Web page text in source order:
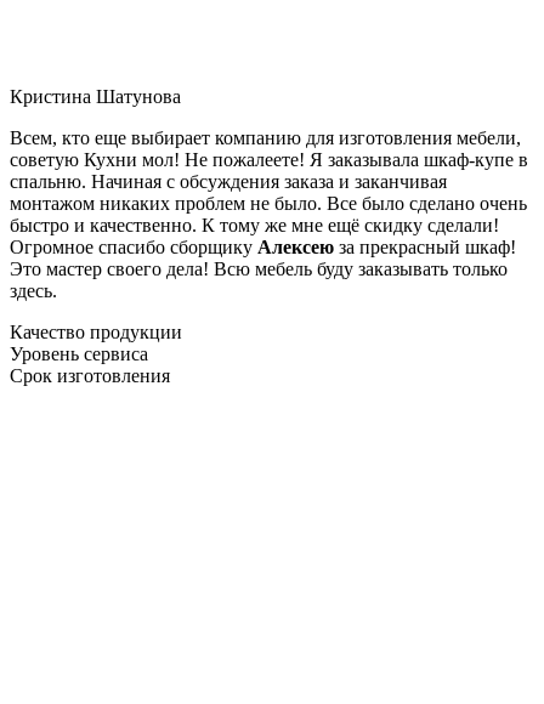
Кристина Шатунова
Всем, кто еще выбирает компанию для изготовления мебели,
советую Кухни мол! Не пожалеете! Я заказывала шкаф-купе в
спальню. Начиная с обсуждения заказа и заканчивая
монтажом никаких проблем не было. Все было сделано очень
быстро и качественно. К тому же мне ещё скидку сделали!
Огромное спасибо сборщику Алексею за прекрасный шкаф!
Это мастер своего дела! Всю мебель буду заказывать только
здесь.
Качество продукции
Уровень сервиса
Срок изготовления